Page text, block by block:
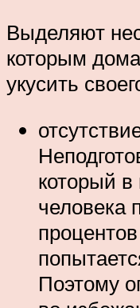
Выделяют
которым
укусить
который
человека
Поэтому